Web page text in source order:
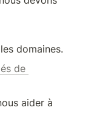
domaines.
de
aider à